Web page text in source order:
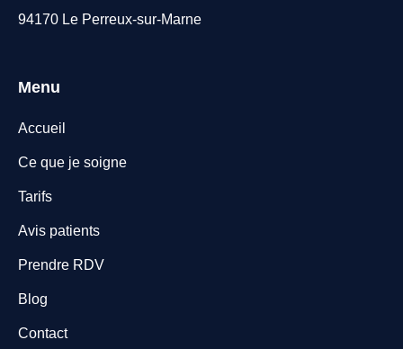
94170 Le Perreux-sur-Marne
Menu
Accueil
Ce que je soigne
Tarifs
Avis patients
Prendre RDV
Blog
Contact